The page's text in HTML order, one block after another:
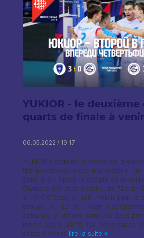
YUKIOR - le
quarts de finale à venir
06.05.2022 / 19:17
YUKIOR a terminé la phase de
Nizhnevartovsk avec une victoire sur
Zenit-2 3:1. Après la défaite de la
Olympus 0:3 et la victoire de
2" (3:1) C'était, en fait, match pour la
groupe A. Le jeu était
échangé la victoire dans les deux
même score 25:19, les adversaires
corps à corps lire la suite »